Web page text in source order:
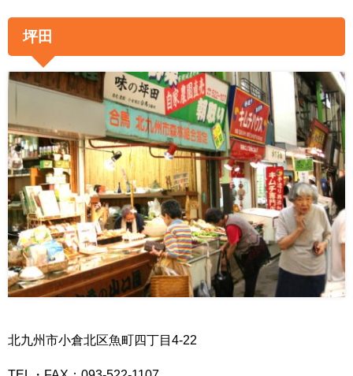
坪田
北九州市小倉北区魚町四丁目4-22